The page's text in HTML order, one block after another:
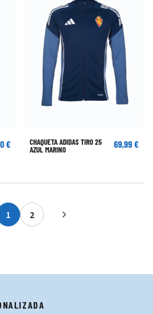
€
CHAQUETA ADIDAS TIRO 25
AZUL MARINO
69,99 €
Actualmente estás leyendo página
1
Página
2